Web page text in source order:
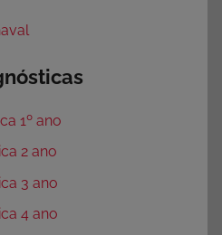
1º ano
2 ano
3 ano
4 ano